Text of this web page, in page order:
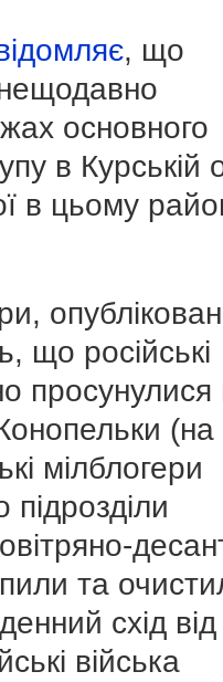
, що
нещодавно
основного
в Курській
в цьому
що російські
просунулися
(на
мілблогери
та
схід від
війська